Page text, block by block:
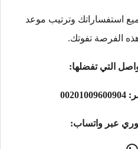
استفساراتك وترتيب موعد
هذه الفرصة تفوتك.
التي تفضلها:
00201009600904
عبر واتساب: